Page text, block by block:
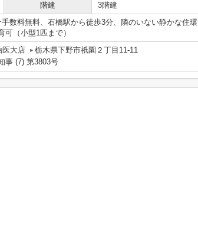
階建 3階建
数料無料、石橋駅から徒歩3分、隣のいない静かな住環
（小型1匹まで）
大店
栃木県下野市祇園２丁目11-11
事 (7) 第3803号